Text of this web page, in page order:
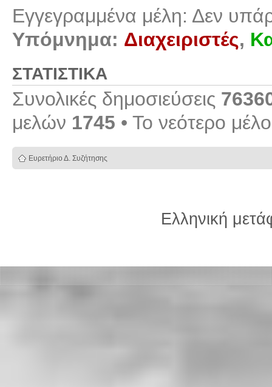
Εγγεγραμμένα μέλη: Δεν
Υπόμνημα: Διαχειριστές,
ΣΤΑΤΙΣΤΙΚΆ
Συνολικές δημοσιεύσεις
μελών 1745 • Το νεότερο
Ευρετήριο Δ. Συζήτησης
Ελληνική